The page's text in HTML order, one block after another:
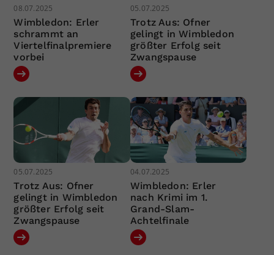
08.07.2025
Wimbledon: Erler
schrammt an
Viertelfinalpremiere
vorbei
05.07.2025
Trotz Aus: Ofner
gelingt in Wimbledon
größter Erfolg seit
Zwangspause
05.07.2025
Trotz Aus: Ofner
gelingt in Wimbledon
größter Erfolg seit
Zwangspause
04.07.2025
Wimbledon: Erler
nach Krimi im 1.
Grand-Slam-
Achtelfinale